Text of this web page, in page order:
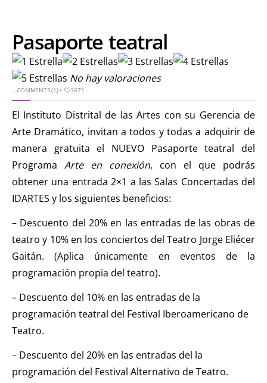
Pasaporte teatral
No hay valoraciones
..COMMENTS (1)• 1671
El Instituto Distrital de las Artes con su Gerencia de
Arte Dramático, invitan a todos y todas a adquirir de
manera gratuita el NUEVO Pasaporte teatral del
Programa Arte en conexión, con el que podrás
obtener una entrada 2×1 a las Salas Concertadas del
IDARTES y los siguientes beneficios:
– Descuento del 20% en las entradas de las obras de
teatro y 10% en los conciertos del Teatro Jorge Eliécer
Gaitán. (Aplica únicamente en eventos de la
programación propia del teatro).
– Descuento del 10% en las entradas de la
programación teatral del Festival Iberoamericano de
Teatro.
– Descuento del 20% en las entradas del la
programación del Festival Alternativo de Teatro.